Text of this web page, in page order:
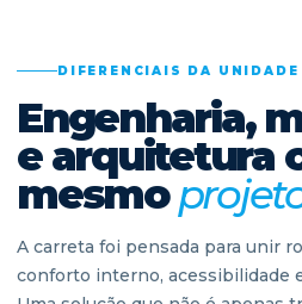
DIFERENCIAIS DA UNIDADE
Engenharia,
e arquitetura
mesmo
A carreta foi pensada para unir
conforto interno, acessibilidade